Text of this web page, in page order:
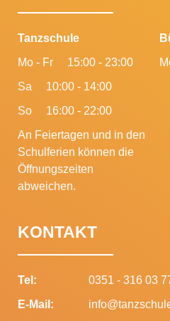
Tanzschule
Mo - Fr
15:00 - 23:00
Sa
10:00 - 14:00
So
16:00 - 22:00
An Feiertagen und in den
Schulferien können die
Öffnungszeiten
abweichen.
KONTAKT
Tel:
0351 - 316 03
E-Mail: